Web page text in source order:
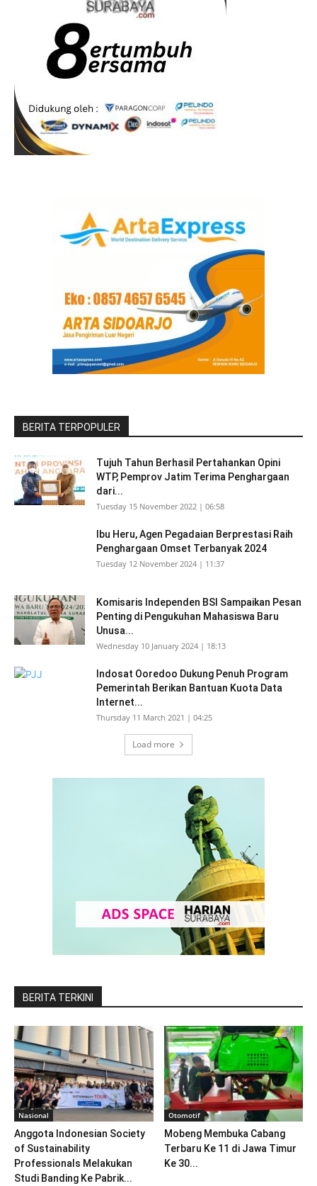
BERITA TERPOPULER
Tujuh Tahun Berhasil Pertahankan Opini
WTP, Pemprov Jatim Terima Penghargaan
dari...
Tuesday 15 November 2022 | 06:58
Ibu Heru, Agen Pegadaian Berprestasi Raih
Penghargaan Omset Terbanyak 2024
Tuesday 12 November 2024 | 11:37
Komisaris Independen BSI Sampaikan Pesan
Penting di Pengukuhan Mahasiswa Baru
Unusa...
Wednesday 10 January 2024 | 18:13
Indosat Ooredoo Dukung Penuh Program
Pemerintah Berikan Bantuan Kuota Data
Internet...
Thursday 11 March 2021 | 04:25
Load more
BERITA TERKINI
Nasional
Anggota Indonesian Society
of Sustainability
Professionals Melakukan
Studi Banding Ke Pabrik...
Otomotif
Mobeng Membuka Cabang
Terbaru Ke 11 di Jawa Timur
Ke 30...